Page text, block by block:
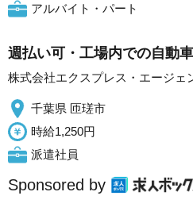
アルバイト・パート
週払い可・工場内での自動
株式会社エクスプレス・エージェ
千葉県 匝瑳市
時給1,250円
派遣社員
Sponsored by